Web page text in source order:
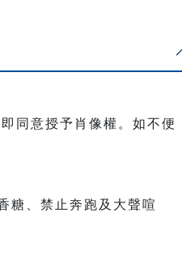
同意授予肖像權。如不便
糖、禁止奔跑及大聲喧